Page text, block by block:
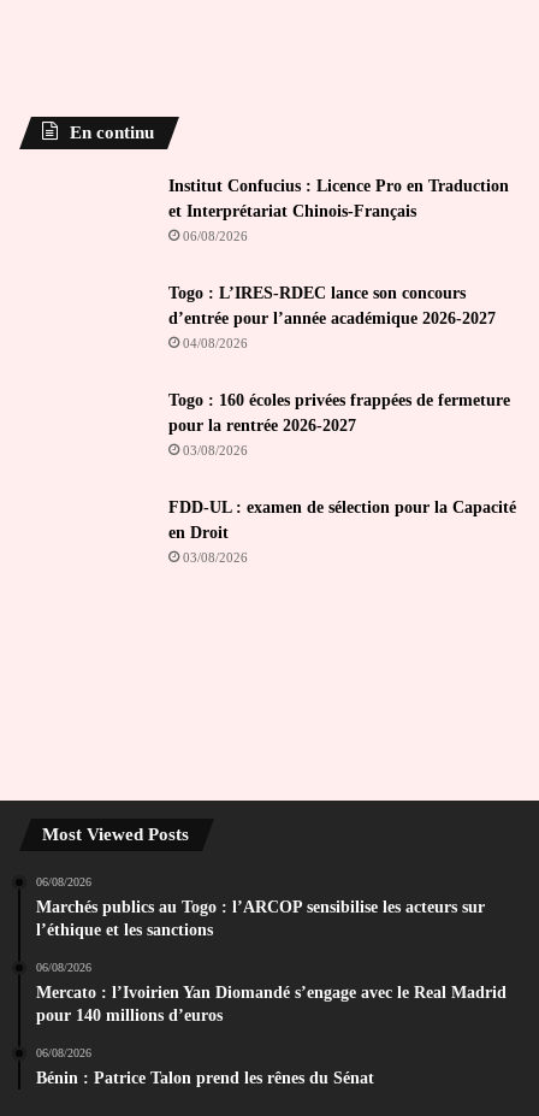
En continu
Institut Confucius : Licence Pro en Traduction
et Interprétariat Chinois-Français
06/08/2026
Togo : L’IRES-RDEC lance son concours
d’entrée pour l’année académique 2026-2027
04/08/2026
Togo : 160 écoles privées frappées de fermeture
pour la rentrée 2026-2027
03/08/2026
FDD-UL : examen de sélection pour la Capacité
en Droit
03/08/2026
Most Viewed Posts
06/08/2026
Marchés publics au Togo : l’ARCOP sensibilise les acteurs sur
l’éthique et les sanctions
06/08/2026
Mercato : l’Ivoirien Yan Diomandé s’engage avec le Real Madrid
pour 140 millions d’euros
06/08/2026
Bénin : Patrice Talon prend les rênes du Sénat